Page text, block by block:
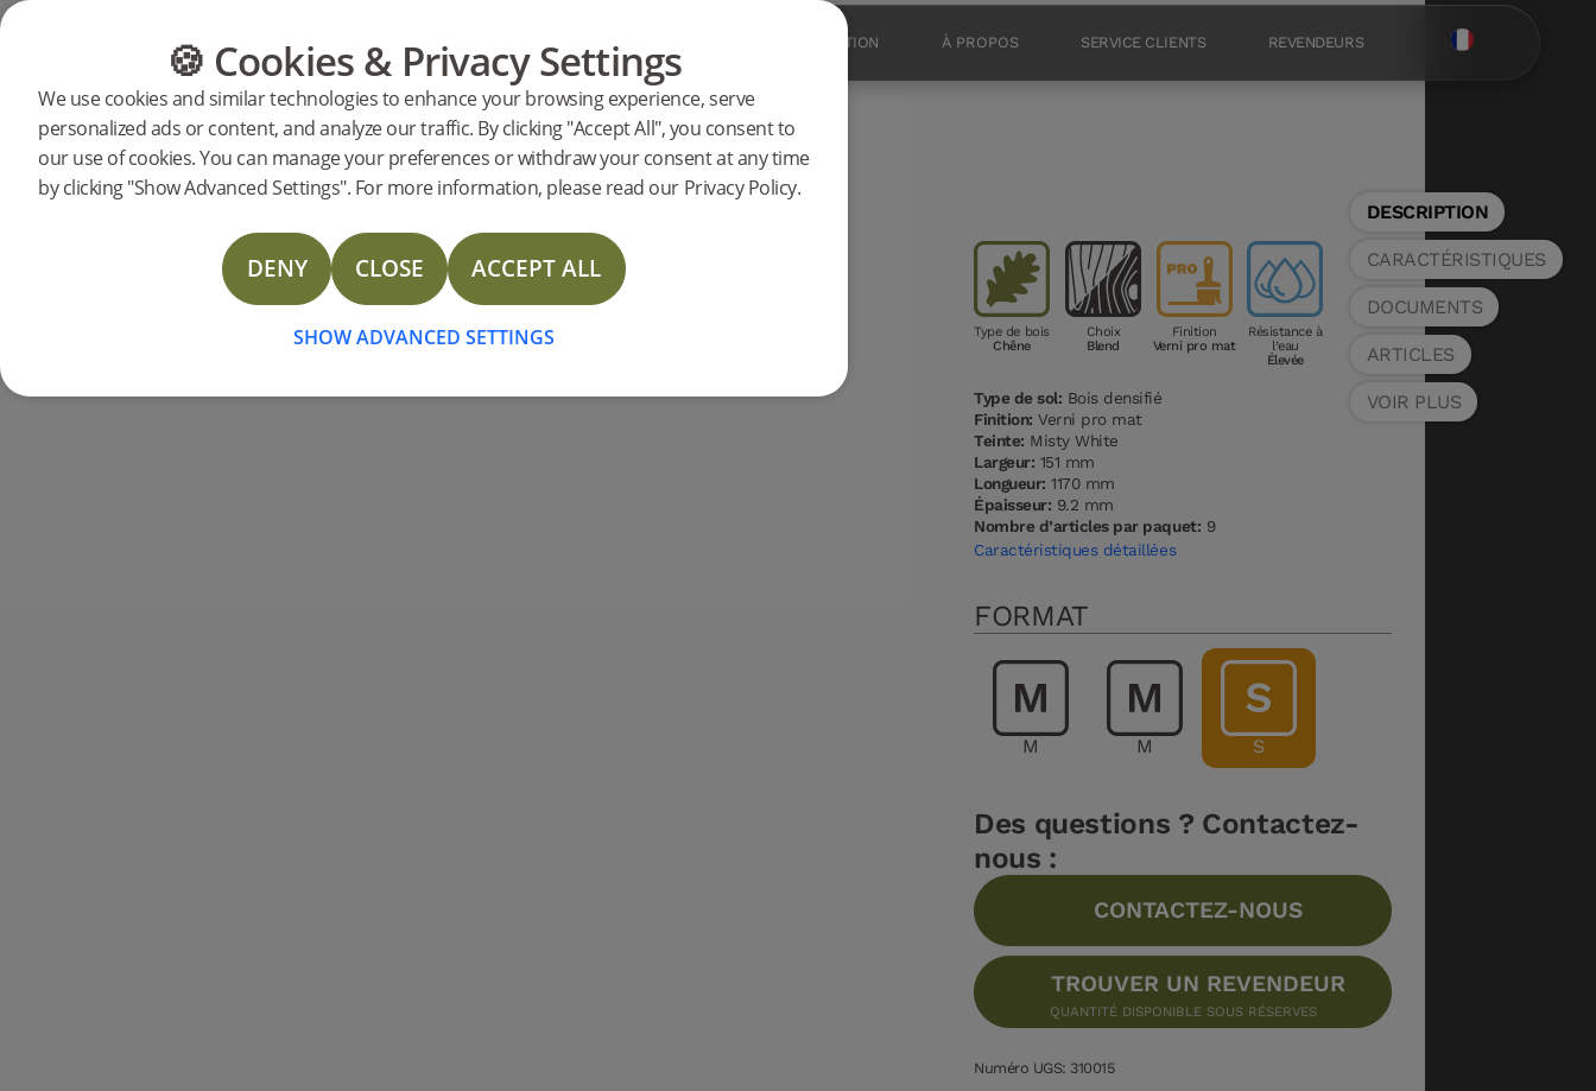
CATÉGORIES GUIDE DES SOLS INSPIRATION À PROPOS SERVICE CLIENTS REVENDEURS
🍪 Cookies & Privacy Settings
We use cookies and similar technologies to enhance your browsing experience, serve
personalized ads or content, and analyze our traffic. By clicking "Accept All", you consent to
our use of cookies. You can manage your preferences or withdraw your consent at any time
by clicking "Show Advanced Settings". For more information, please read our Privacy Policy.
DENY CLOSE ACCEPT ALL
SHOW ADVANCED SETTINGS
Produits Plancher Woodura Planks
Woodura Planks STENINGE 3.0 S
Type de bois
Chêne
Choix
Blend
Finition
Verni pro mat
Résistance à
l’eau
Élevée
Type de sol: Bois densifié
Finition: Verni pro mat
Teinte: Misty White
Largeur: 151 mm
Longueur: 1170 mm
Épaisseur: 9.2 mm
Nombre d’articles par paquet: 9
Caractéristiques détaillées
FORMAT
M M S
Des questions ? Contactez-
nous :
CONTACTEZ-NOUS
TROUVER UN REVENDEUR
QUANTITÉ DISPONIBLE SOUS RÉSERVES
Numéro UGS: 310015
DESCRIPTION
CARACTÉRISTIQUES
DOCUMENTS
ARTICLES
VOIR PLUS